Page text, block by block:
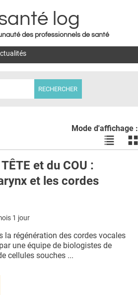
to navigation
log
des professionnels de santé
Mode d'affichage :
Voir
les
les
et du COU :
et les cordes
1 jour
la régénération des cordes vocales
une équipe de biologistes de
cellules souches ...